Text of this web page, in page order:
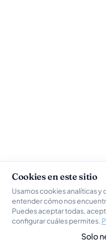
Cookies en este sitio
Usamos cookies analíticas y
entender cómo nos
Puedes aceptar todas,
configurar cuáles permites.
Solo